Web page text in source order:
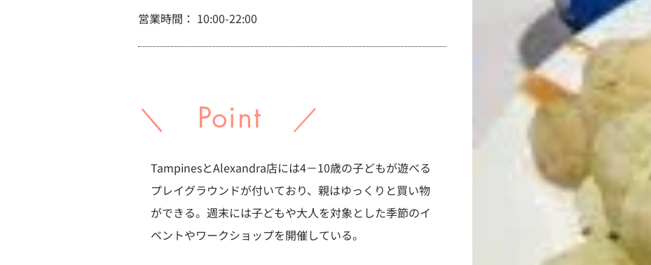
営業時間： 10:00-22:00
＼ Point ／
TampinesとAlexandra店には4－10歳の子どもが遊べる
プレイグラウンドが付いており、親はゆっくりと買い物
ができる。週末には子どもや大人を対象とした季節のイ
ベントやワークショップを開催している。